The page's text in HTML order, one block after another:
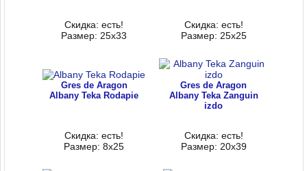
Скидка: есть!
Размер: 25x33
Скидка: есть!
Размер: 25х25
Gres de Aragon
Albany Teka Rodapie
Скидка: есть!
Размер: 8х25
Gres de Aragon
Albany Teka Zanguin
izdo
Скидка: есть!
Размер: 20x39